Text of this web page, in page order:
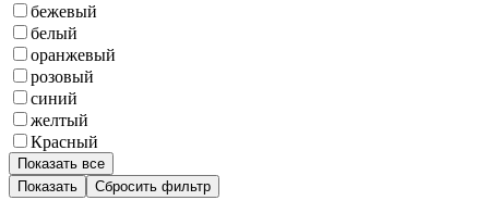
бежевый
белый
оранжевый
розовый
синий
желтый
Красный
Показать все
Сбросить фильтр